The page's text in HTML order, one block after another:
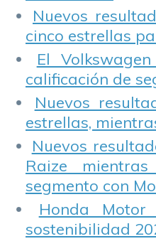
Nuevos
cinco estrellas
El
calificación de
Nuevos
estrellas,
Nuevos
Raize
segmento con
Honda
sostenibilidad